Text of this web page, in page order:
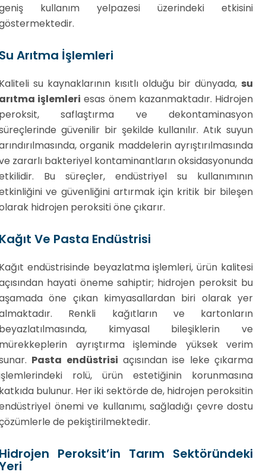
kullanım yelpazesi üzerindeki etkisini
Arıtma İşlemleri
su kaynaklarının kısıtlı olduğu bir dünyada, su
işlemleri esas önem kazanmaktadır. Hidrojen
saflaştırma ve dekontaminasyon
güvenilir bir şekilde kullanılır. Atık suyun
organik maddelerin ayrıştırılmasında
zararlı bakteriyel kontaminantların oksidasyonunda
Bu süreçler, endüstriyel su kullanımının
ve güvenliğini artırmak için kritik bir bileşen
hidrojen peroksiti öne çıkarır.
Ve Pasta Endüstrisi
endüstrisinde beyazlatma işlemleri, ürün kalitesi
hayati öneme sahiptir; hidrojen peroksit bu
öne çıkan kimyasallardan biri olarak yer
Renkli kağıtların ve kartonların
kimyasal bileşiklerin ve
ayrıştırma işleminde yüksek verim
Pasta endüstrisi açısından ise leke çıkarma
rolü, ürün estetiğinin korunmasına
bulunur. Her iki sektörde de, hidrojen peroksitin
önemi ve kullanımı, sağladığı çevre dostu
de pekiştirilmektedir.
Peroksit’in Tarım Sektöründeki